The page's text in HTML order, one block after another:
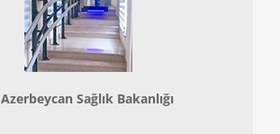
Azerbeycan Sağlık Bakanlığı